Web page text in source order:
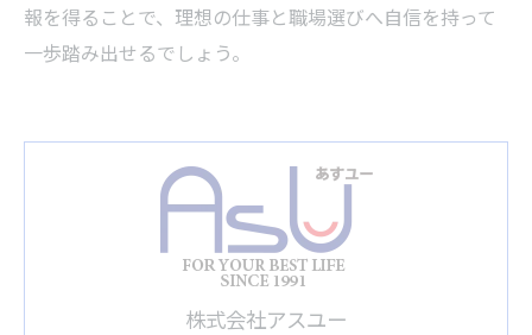
報を得ることで、理想の仕事と職場選びへ自信を持って
一歩踏み出せるでしょう。
株式会社アスユー